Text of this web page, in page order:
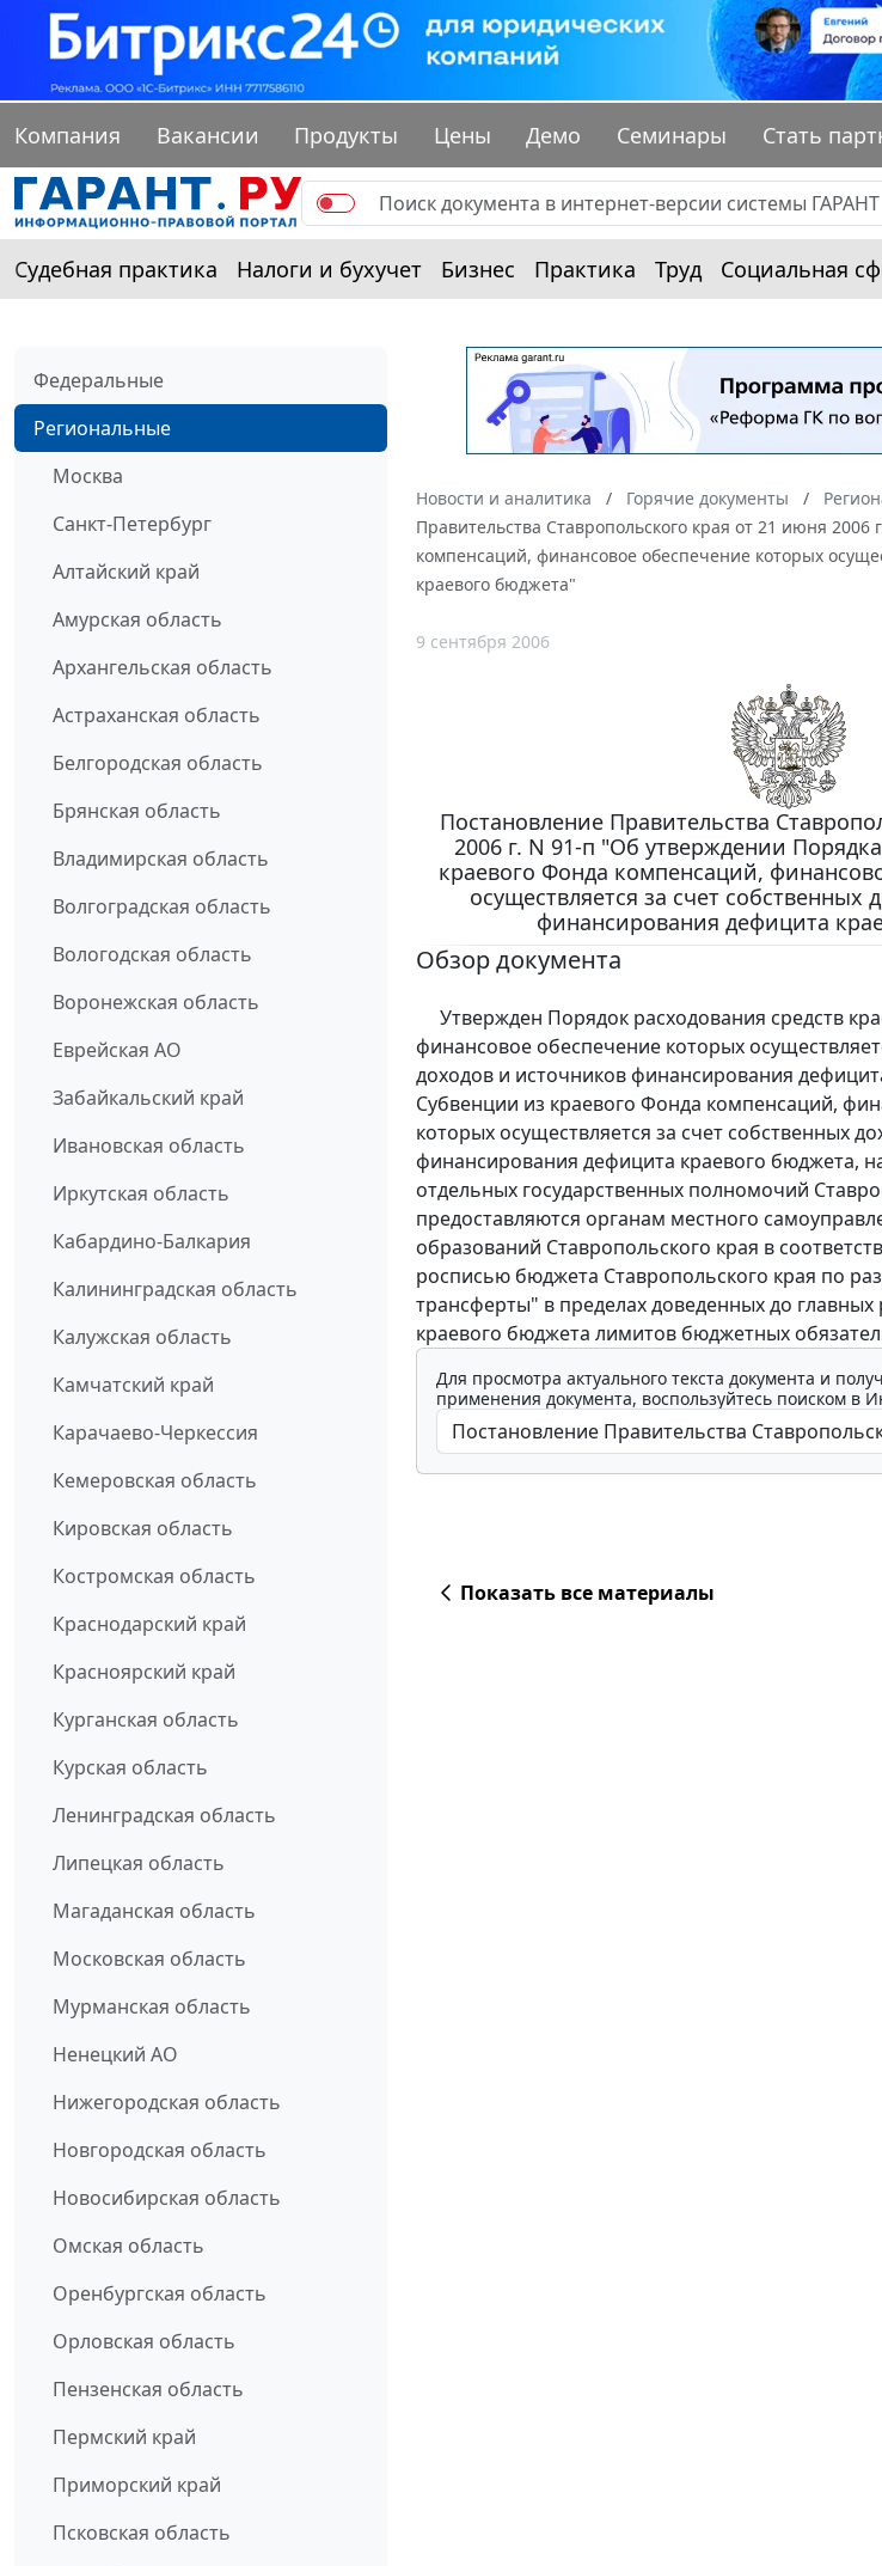
Компания Вакансии Продукты Цены Демо Семинары Стать
Судебная практика Налоги и бухучет Бизнес Практика Труд Социальная
Федеральные
Региональные
Москва
Санкт-Петербург
Алтайский край
Амурская область
Архангельская область
Астраханская область
Белгородская область
Брянская область
Владимирская область
Волгоградская область
Вологодская область
Воронежская область
Еврейская АО
Забайкальский край
Ивановская область
Иркутская область
Кабардино-Балкария
Калининградская область
Калужская область
Камчатский край
Карачаево-Черкессия
Кемеровская область
Кировская область
Костромская область
Краснодарский край
Красноярский край
Курганская область
Курская область
Ленинградская область
Липецкая область
Магаданская область
Московская область
Мурманская область
Ненецкий АО
Нижегородская область
Новгородская область
Новосибирская область
Омская область
Оренбургская область
Орловская область
Пензенская область
Пермский край
Приморский край
Псковская область
Новости и аналитика Горячие документы
Правительства Ставропольского края от 21 июня
компенсаций, финансовое обеспечение которых
краевого бюджета"
9 сентября 2006
Постановление Правительства
2006 г. N 91-п "Об утверждении
краевого Фонда компенсаций,
осуществляется за счет собственных
финансирования дефицита
Обзор документа
Утвержден Порядок расходования средств
финансовое обеспечение которых
доходов и источников финансирования
Субвенции из краевого Фонда компенсаций,
которых осуществляется за счет собственных
финансирования дефицита краевого бюджета,
отдельных государственных полномочий
предоставляются органам местного
образований Ставропольского края в
росписью бюджета Ставропольского края по
трансферты" в пределах доведенных до главных
краевого бюджета лимитов бюджетных
Для просмотра актуального текста документа и
применения документа, воспользуйтесь поиском в
Показать все материалы